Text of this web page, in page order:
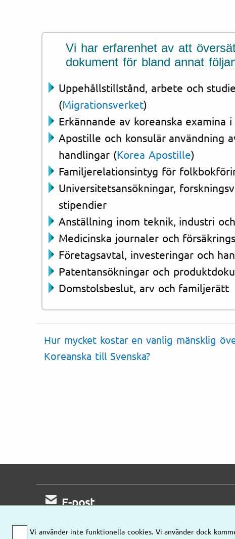
Vi har erfarenhet av att
dokument för bland annat
Uppehållstillstånd, arbete och
(Migrationsverket)
Erkännande av koreanska examina
Apostille och konsulär användning
handlingar (Korea Apostille)
Familjerelationsintyg för
Universitetsansökningar,
stipendier
Anställning inom teknik, industri
Medicinska journaler och
Företagsavtal, investeringar och
Patentansökningar och
Domstolsbeslut, arv och familjerätt
Hur mycket kostar en vanlig mänsklig
Koreanska till Svenska?
Vi använder inte funktionella cookies. Vi använder dock
E-post
så kontaktar vi er!